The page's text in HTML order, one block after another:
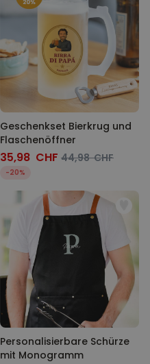
Geschenkset Bierkrug und
Flaschenöffner
35,98 CHF 44,98 CHF
-20%
Personalisierbare Schürze
mit Monogramm